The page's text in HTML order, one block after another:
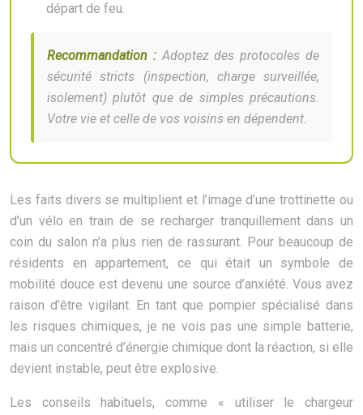
départ de feu.
Recommandation :Adoptez des protocoles de
sécurité stricts (inspection, charge surveillée,
isolement) plutôt que de simples précautions.
Votre vie et celle de vos voisins en dépendent.
Les faits divers se multiplient et l’image d’une trottinette ou
d’un vélo en train de se recharger tranquillement dans un
coin du salon n’a plus rien de rassurant. Pour beaucoup de
résidents en appartement, ce qui était un symbole de
mobilité douce est devenu une source d’anxiété. Vous avez
raison d’être vigilant. En tant que pompier spécialisé dans
les risques chimiques, je ne vois pas une simple batterie,
mais un concentré d’énergie chimique dont la réaction, si elle
devient instable, peut être explosive.
Les conseils habituels, comme « utiliser le chargeur